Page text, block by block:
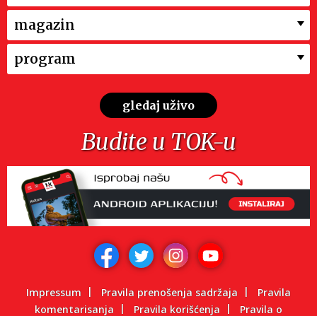
magazin
program
gledaj uživo
Budite u TOK-u
Impressum Pravila prenošenja sadržaja
Pravila
komentarisanja
Pravila korišćenja Pravila o